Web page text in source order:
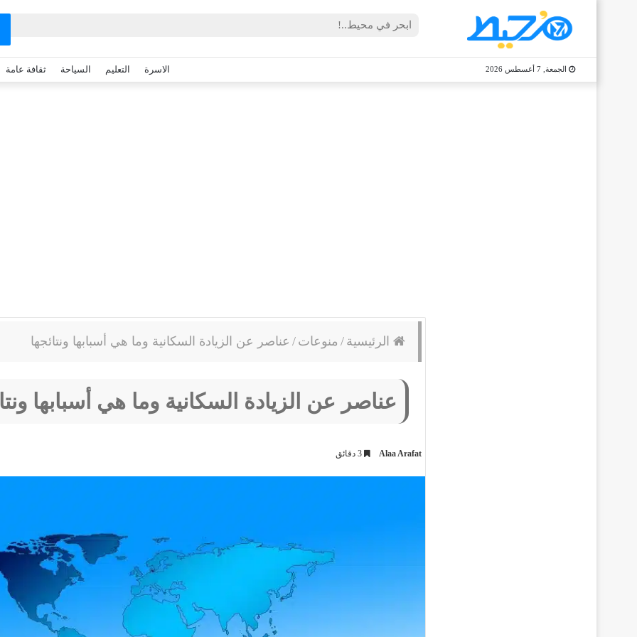
الجمعة, 7 أغسطس 2026 الاسرة التعليم السياحة ثقافة عامة
الرئيسية / منوعات / عناصر عن الزيادة السكانية وما هي أسبابها ونتائجها
عناصر عن الزيادة السكانية وما هي أسبابها
Alaa Arafat